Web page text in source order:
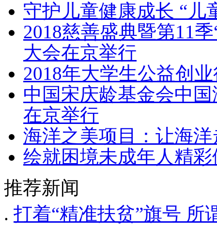
守护儿童健康成长 “儿
2018慈善盛典暨第11
大会在京举行
2018年大学生公益创
中国宋庆龄基金会中
在京举行
海洋之美项目：让海
绘就困境未成年人精彩
推荐新闻
. 打着“精准扶贫”旗号 所